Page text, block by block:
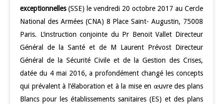
exceptionnelles(SSE) le vendredi 20 octobre 2017 au Cercle
National des Armées (CNA) 8 Place Saint- Augustin, 75008
Paris. L’instruction conjointe du Pr Benoit Vallet Directeur
Général de la Santé et de M Laurent Prévost Directeur
Général de la Sécurité Civile et de la Gestion des Crises,
datée du 4 mai 2016, a profondément changé les concepts
qui prévalent à l’élaboration et à la mise en œuvre des plans
Blancs pour les établissements sanitaires (ES) et des plans